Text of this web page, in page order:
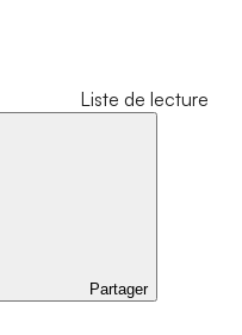
Liste de lecture
Partager